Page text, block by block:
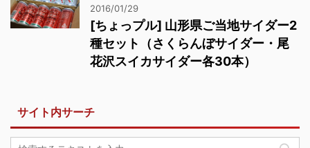
2016/01/29
[ちょっプル] 山形県ご当地サイダー2
種セット（さくらんぼサイダー・尾
花沢スイカサイダー各30本）
サイト内サーチ